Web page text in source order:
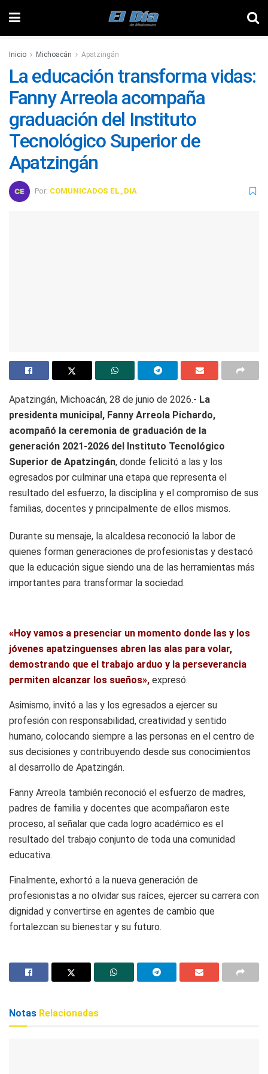
Inicio Michoacán Apatzingán
La educación transforma vidas:
Fanny Arreola acompaña
graduación del Instituto
Tecnológico Superior de
Apatzingán
Por: COMUNICADOS EL_DIA
Apatzingán, Michoacán, 28 de junio de 2026.- La
presidenta municipal, Fanny Arreola Pichardo,
acompañó la ceremonia de graduación de la
generación 2021-2026 del Instituto Tecnológico
Superior de Apatzingán, donde felicitó a las y los
egresados por culminar una etapa que representa el
resultado del esfuerzo, la disciplina y el compromiso de sus
familias, docentes y principalmente de ellos mismos.
Durante su mensaje, la alcaldesa reconoció la labor de
quienes forman generaciones de profesionistas y destacó
que la educación sigue siendo una de las herramientas más
importantes para transformar la sociedad.
«Hoy vamos a presenciar un momento donde las y los
jóvenes apatzinguenses abren las alas para volar,
demostrando que el trabajo arduo y la perseverancia
permiten alcanzar los sueños», expresó.
Asimismo, invitó a las y los egresados a ejercer su
profesión con responsabilidad, creatividad y sentido
humano, colocando siempre a las personas en el centro de
sus decisiones y contribuyendo desde sus conocimientos
al desarrollo de Apatzingán.
Fanny Arreola también reconoció el esfuerzo de madres,
padres de familia y docentes que acompañaron este
proceso, al señalar que cada logro académico es el
resultado del trabajo conjunto de toda una comunidad
educativa.
Finalmente, exhortó a la nueva generación de
profesionistas a no olvidar sus raíces, ejercer su carrera con
dignidad y convertirse en agentes de cambio que
fortalezcan su bienestar y su futuro.
Notas Relacionadas